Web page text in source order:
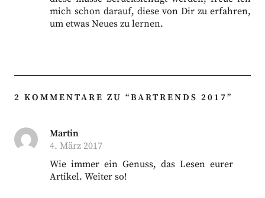
mich schon darauf, diese von Dir zu erfahren,
um etwas Neues zu lernen.
2 KOMMENTARE ZU “BARTRENDS 2017”
Martin
4. März 2017
Wie immer ein Genuss, das Lesen eurer
Artikel. Weiter so!